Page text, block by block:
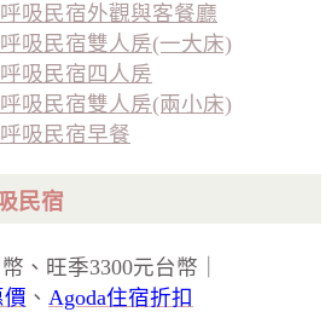
吸民宿外觀與客餐廳
吸民宿雙人房(一大床)
吸民宿四人房
吸民宿雙人房(兩小床)
吸民宿早餐
民宿
、旺季3300元台幣｜
價 、 Agoda住宿折扣